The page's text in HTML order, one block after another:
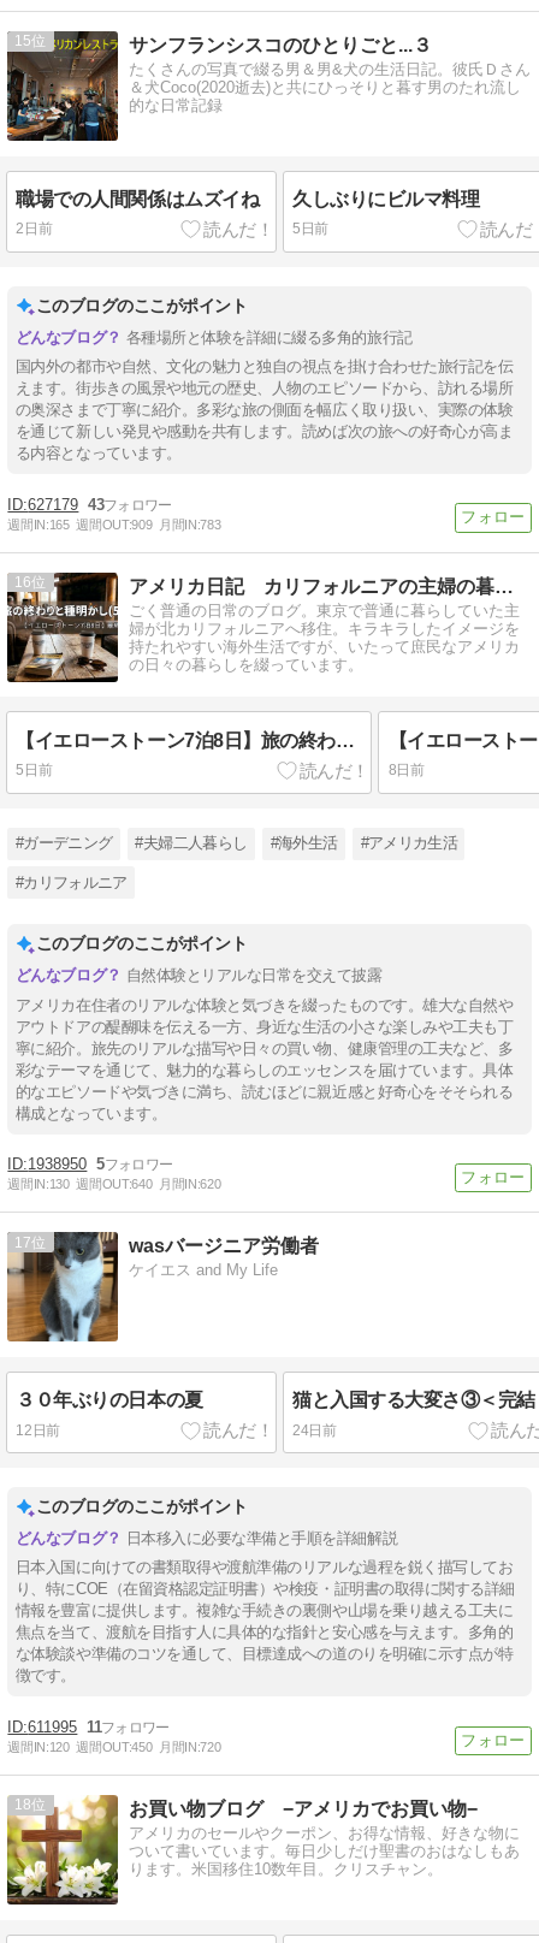
15 サンフランシスコのひとりごと...３
たくさんの写真で綴る男＆男&犬の生活日記。彼氏Ｄさん
＆犬Coco(2020逝去)と共にひっそりと暮す男のたれ流し
的な日常記録
職場での人間関係はムズイね
2日前
久しぶりにビルマ料理
5日前
このブログのここがポイント
各種場所と体験を詳細に綴る多角的旅行記
国内外の都市や自然、文化の魅力と独自の視点を掛け合わせた旅行記を伝
えます。街歩きの風景や地元の歴史、人物のエピソードから、訪れる場所
の奥深さまで丁寧に紹介。多彩な旅の側面を幅広く取り扱い、実際の体験
を通じて新しい発見や感動を共有します。読めば次の旅への好奇心が高ま
る内容となっています。
627179 43
週間IN:165 週間OUT:909 月間IN:783
16 アメリカ日記 カリフォルニアの主婦の暮らし
ごく普通の日常のブログ。東京で普通に暮らしていた主
婦が北カリフォルニアへ移住。キラキラしたイメージを
持たれやすい海外生活ですが、いたって庶民なアメリカ
の日々の暮らしを綴っています。
【イエローストーン7泊8日】旅の終わりと種明かし(5) 最終回
5日前 8日前
#ガーデニング #夫婦二人暮らし #海外生活 #アメリカ生活
#カリフォルニア
このブログのここがポイント
自然体験とリアルな日常を交えて披露
アメリカ在住者のリアルな体験と気づきを綴ったものです。雄大な自然や
アウトドアの醍醐味を伝える一方、身近な生活の小さな楽しみや工夫も丁
寧に紹介。旅先のリアルな描写や日々の買い物、健康管理の工夫など、多
彩なテーマを通じて、魅力的な暮らしのエッセンスを届けています。具体
的なエピソードや気づきに満ち、読むほどに親近感と好奇心をそそられる
構成となっています。
1938950 5
週間IN:130 週間OUT:640 月間IN:620
17 wasバージニア労働者
ケイエス and My Life
３０年ぶりの日本の夏
12日前
猫と入国する大変さ③＜完結
24日前
このブログのここがポイント
日本移入に必要な準備と手順を詳細解説
日本入国に向けての書類取得や渡航準備のリアルな過程を鋭く描写してお
り、特にCOE（在留資格認定証明書）や検疫・証明書の取得に関する詳細
情報を豊富に提供します。複雑な手続きの裏側や山場を乗り越える工夫に
焦点を当て、渡航を目指す人に具体的な指針と安心感を与えます。多角的
な体験談や準備のコツを通して、目標達成への道のりを明確に示す点が特
徴です。
611995 11
週間IN:120 週間OUT:450 月間IN:720
18 お買い物ブログ −アメリカでお買い物−
アメリカのセールやクーポン、お得な情報、好きな物に
ついて書いています。毎日少しだけ聖書のおはなしもあ
ります。米国移住10数年目。クリスチャン。